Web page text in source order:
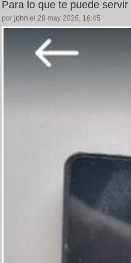
Para lo que te puede
por john el 28 may 2026, 16:45